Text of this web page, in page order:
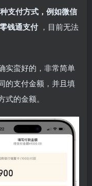
支付方式，例如微信
钱通支付 ，目前无法
实蛮好的，非常简单
的支付金额，并且填
的金额。